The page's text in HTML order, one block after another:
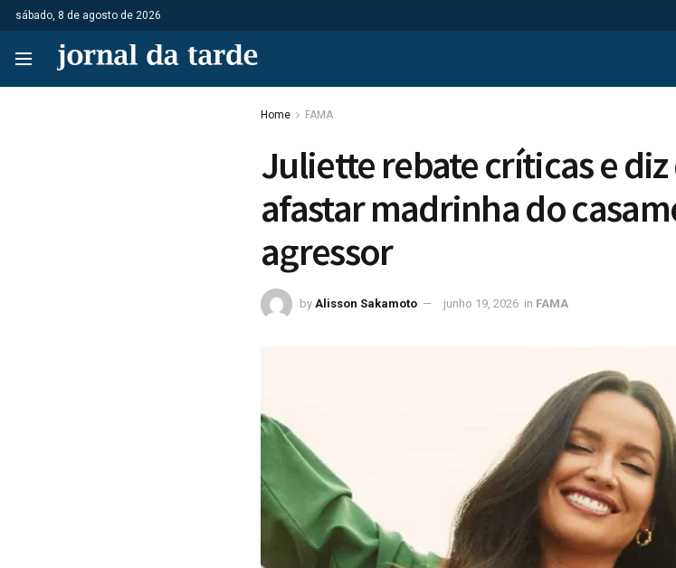
sábado, 8 de agosto de 2026
Home FAMA
Juliette rebate críticas e
afastar madrinha do
agressor
by Alisson Sakamoto junho 19, 2026 in FAMA